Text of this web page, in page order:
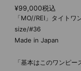
¥99,000税込
「MO//REI」タイト
size/#36
Made in Japan
「基本はこのワンピー